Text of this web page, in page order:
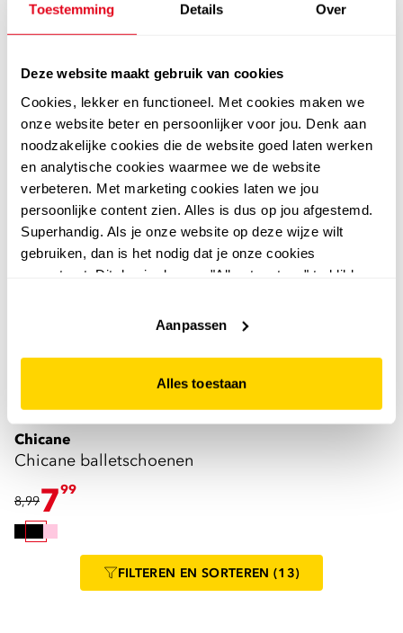
Toestemming Details Over
Deze website maakt gebruik van cookies
Cookies, lekker en functioneel. Met cookies maken we
onze website beter en persoonlijker voor jou. Denk aan
noodzakelijke cookies die de website goed laten werken
en analytische cookies waarmee we de website
verbeteren. Met marketing cookies laten we jou
persoonlijke content zien. Alles is dus op jou afgestemd.
Superhandig. Als je onze website op deze wijze wilt
gebruiken, dan is het nodig dat je onze cookies
accepteert. Dit doe je door op "Alles toestaan" te klikken.
website niet optimaal functioneert.
Aanpassen
Alles toestaan
4,1
9,998 99
Osaga
sportschoenen paars
29,9924
4,0
Chicane
Chicane balletschoenen
8,99799
FILTEREN EN SORTEREN (13)